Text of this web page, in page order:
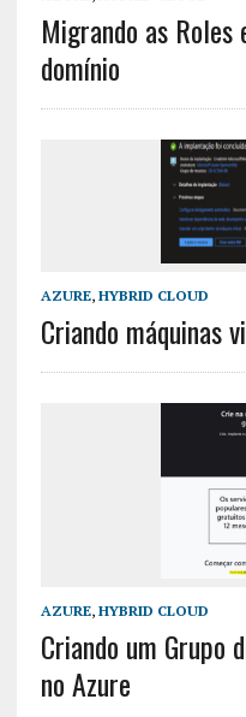
Migrando as
domínio
AZURE, HYBRID CLOUD
Criando máquinas
AZURE, HYBRID CLOUD
Criando um Grupo
no Azure